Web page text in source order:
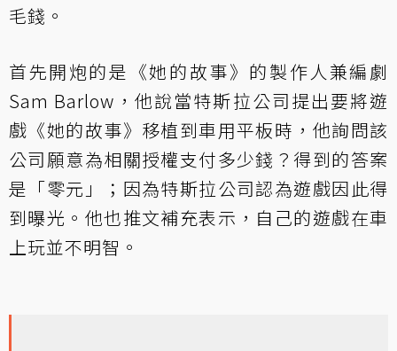
毛錢。
首先開炮的是《她的故事》的製作人兼編劇
Sam Barlow，他說當特斯拉公司提出要將遊
戲《她的故事》移植到車用平板時，他詢問該
公司願意為相關授權支付多少錢？得到的答案
是「零元」；因為特斯拉公司認為遊戲因此得
到曝光。他也推文補充表示，自己的遊戲在車
上玩並不明智。